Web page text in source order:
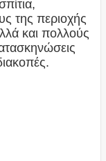
της περιοχής
και πολλούς